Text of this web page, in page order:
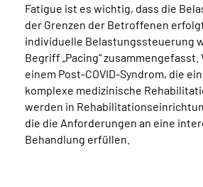
Fatigue ist es wichtig, dass die
der Grenzen der Betroffenen
individuelle Belastungssteuerung
Begriff „Pacing“
einem Post-COVID-Syndrom, die
komplexe medizinische
werden in
die die Anforderungen an eine
Behandlung erfüllen.